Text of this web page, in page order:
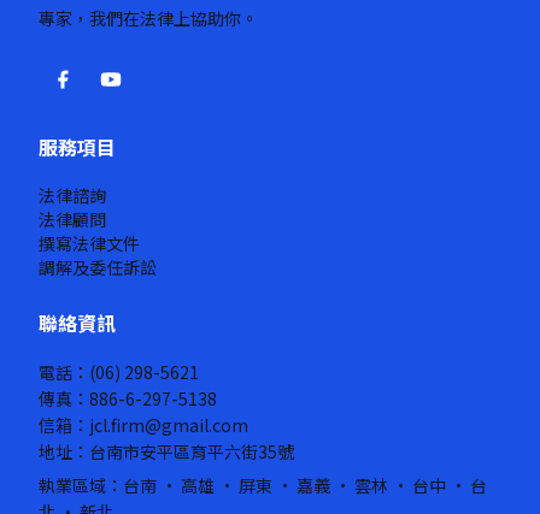
專家，我們在法律上協助你。
服務項目
法律諮詢
法律顧問
撰寫法律文件
調解及委任訴訟
聯絡資訊
電話：(06) 298-5621
傳真：886-6-297-5138
信箱：jcl.firm@gmail.com
地址：台南市安平區育平六街35號
執業區域：台南 · 高雄 · 屏東 · 嘉義 · 雲林 · 台中 · 台